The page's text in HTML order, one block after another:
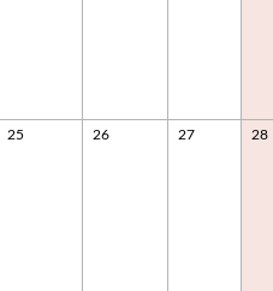
25 26 27 28